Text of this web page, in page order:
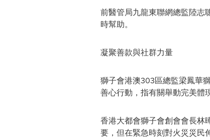
前醫管局九龍東聯網總監陸志
時幫助。
凝聚善款與社群力量
獅子會港澳303區總監梁鳳華
善心行動，指有關舉動完美體
香港大都會獅子會創會會長林
要，但在緊急時刻對火災災民